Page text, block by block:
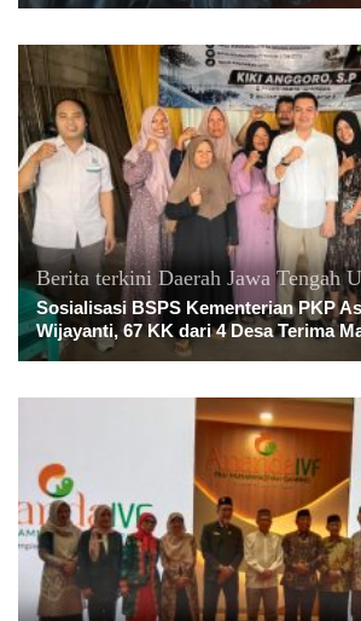
Berita terkini Daerah Jawa Tengah
Sosialisasi BSPS Kementerian PKP
Wijayanti, 67 KK dari 4 Desa Terima